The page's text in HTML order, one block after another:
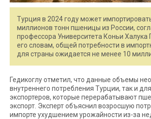
Турция в 2024 году может
миллионов тонн пшеницы из России,
профессора Университета Коньи Халука
его словам, общей потребности в
для страны ожидается не менее 10
Гедикоглу отметил, что данные объемы
внутреннего потребления Турции, так и
экспортеров, которые перерабатывают
экспорт. Эксперт объяснил возросшую
импорте ухудшением урожайности из-за